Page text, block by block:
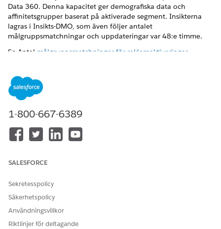
Data 360. Denna kapacitet ger demografiska data och
affinitetsgrupper baserat på aktiverade segment. Insikterna
lagras i Insikts-DMO, som även följer antalet
målgruppsmatchningar och uppdateringar var 48:e timme.
Se Antal målgruppsmatchningar för reklamaktiveringar.
Google Ads-insikter
LinkedIn-insikter
Att tänka på
Målgruppsinsikter skapas automatiskt efter att du har
separat aktiveringssteg krävs för att få insikter.
uppdateras var 48:e timme och behåller poster för de
senaste 90 dagarna.
innan en plattform skapar insiktsdata. Segment som är
lägre än tröskeln producerar inte rapporter.
1-800-667-6389
SALESFORCE
Sekretesspolicy
Säkerhetspolicy
Användningsvillkor
Riktlinjer för deltagande